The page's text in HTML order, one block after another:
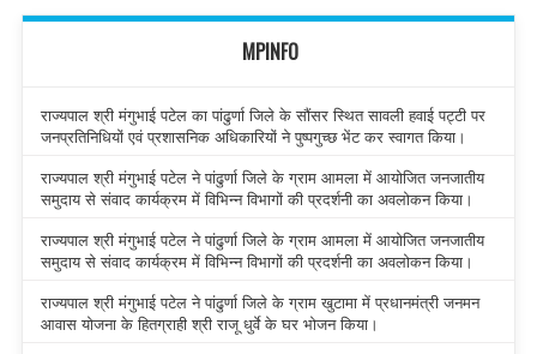
MPINFO
राज्यपाल श्री मंगुभाई पटेल का पांढुर्णा जिले के सौंसर स्थित सावली हवाई पट्टी पर
जनप्रतिनिधियों एवं प्रशासनिक अधिकारियों ने पुष्पगुच्छ भेंट कर स्वागत किया।
राज्यपाल श्री मंगुभाई पटेल ने पांढुर्णा जिले के ग्राम आमला में आयोजित जनजातीय
समुदाय से संवाद कार्यक्रम में विभिन्न विभागों की प्रदर्शनी का अवलोकन किया।
राज्यपाल श्री मंगुभाई पटेल ने पांढुर्णा जिले के ग्राम आमला में आयोजित जनजातीय
समुदाय से संवाद कार्यक्रम में विभिन्न विभागों की प्रदर्शनी का अवलोकन किया।
राज्यपाल श्री मंगुभाई पटेल ने पांढुर्णा जिले के ग्राम खुटामा में प्रधानमंत्री जनमन
आवास योजना के हितग्राही श्री राजू धुर्वे के घर भोजन किया।